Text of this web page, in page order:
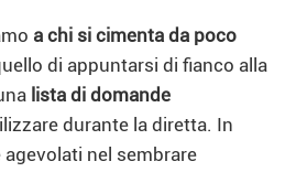
a chi si cimenta da poco
di appuntarsi di fianco alla
lista di domande
durante la diretta. In
nel sembrare